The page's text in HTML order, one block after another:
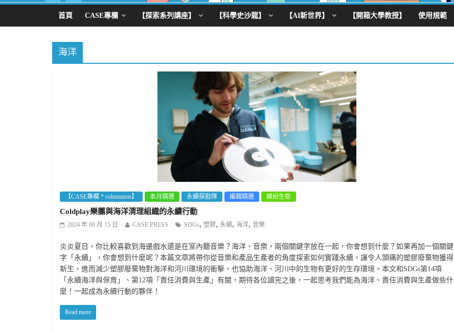
首頁 CASE專欄 【探索系列講座】 【科學史沙龍】 【AI新世界】 【開箱大學教授】 使用規範
海洋
【CASE專欄 * columnists】 本月精選 永續探勘隊 編輯精選 繽紛生態
Coldplay樂團與海洋清理組織的永續行動
2024 年 08 月 15 日 CASE PRESS SDGs, 塑膠, 永續, 海洋, 音樂
炎炎夏日，你比較喜歡到海邊戲水還是在室內聽音樂？海洋、音樂，兩個關鍵字放在一起，你會想到什麼？如果再加一個關鍵
字「永續」，你會想到什麼呢？本篇文章將帶你從音樂和產品生產者的角度探索如何實踐永續，讓令人頭痛的塑膠廢棄物獲得
新生，進而減少塑膠廢棄物對海洋和河川環境的衝擊，也協助海洋、河川中的生物有更好的生存環境。本文和SDGs第14項
「永續海洋與保育」、第12項「責任消費與生產」有關，期待各位讀完之後，一起思考我們能為海洋、責任消費與生產做些什
麼！一起成為永續行動的夥伴！
Read more